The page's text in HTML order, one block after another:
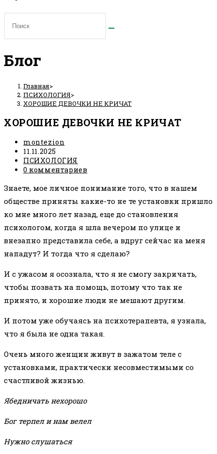
Блог
Главная>
ПСИХОЛОГИЯ>
ХОРОШИЕ ДЕВОЧКИ НЕ КРИЧАТ
ХОРОШИЕ ДЕВОЧКИ НЕ КРИЧАТ
Автор
записи:
montezion
Запись
опубликована:
11.11.2025
Рубрика
записи:
ПСИХОЛОГИЯ
Комментарии
записи:
0 комментариев
Знаете, мое личное понимание того, что в нашем
обществе приняты какие-то не те установки пришло
ко мне много лет назад, еще до становления
психологом, когда я шла вечером по улице и
внезапно представила себе, а вдруг сейчас на меня
нападут? И тогда что я сделаю?
И с ужасом я осознала, что я не смогу закричать,
чтобы позвать на помощь, потому что так не
принято, и хорошие люди не мешают другим.
И потом уже обучаясь на психотерапевта, я узнала,
что я была не одна такая.
Очень много женщин живут в зажатом теле с
установками, практически несовместимыми со
счастливой жизнью.
Ябедничать нехорошо
Бог терпел и нам велел
Нужно слушаться